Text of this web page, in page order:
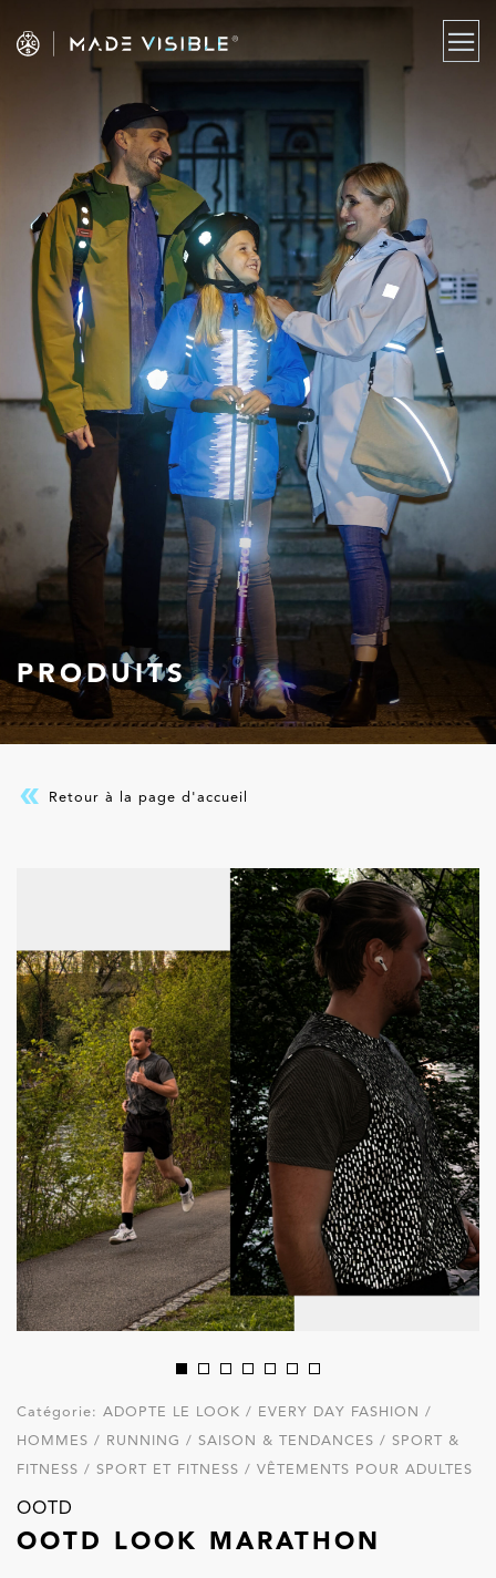
PRODUITS
Retour à la page d'accueil
Catégorie: ADOPTE LE LOOK / EVERY DAY FASHION /
HOMMES / RUNNING / SAISON & TENDANCES / SPORT &
FITNESS / SPORT ET FITNESS / VÊTEMENTS POUR ADULTES
OOTD
OOTD LOOK MARATHON